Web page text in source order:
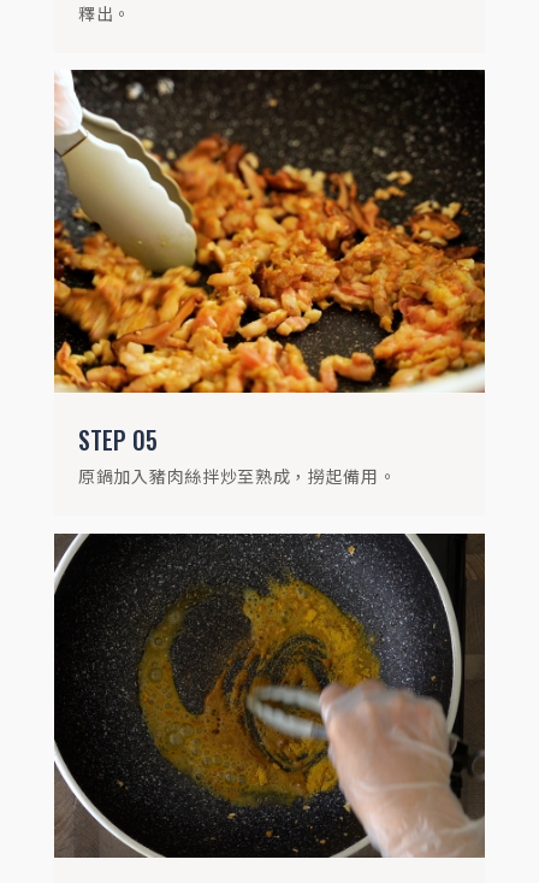
釋出。
STEP 05
原鍋加入豬肉絲拌炒至熟成，撈起備用。
STEP06
加入咖哩粉拌炒出香氣。
加入紅蘿蔔絲、高麗菜、香菇水，蓋上蓋子
燜煮至蔬菜熟成。